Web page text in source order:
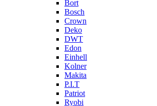
Bort
Bosch
Crown
Deko
DWT
Edon
Einhell
Kolner
Makita
P.I.T
Patriot
Ryobi